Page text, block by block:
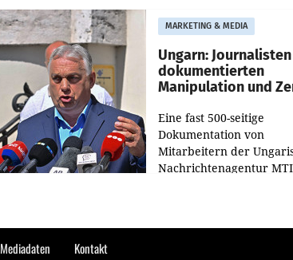
Optimierungsplattform
OtterlyAI. Damit baut die
Agentur ihr
MARKETING & MEDIA
Ungarn: Journalisten
dokumentierten
Manipulation und
Eine fast 500-seitige
Dokumentation von
Mitarbeitern der
Nachrichtenagentur
Mediadaten Kontakt